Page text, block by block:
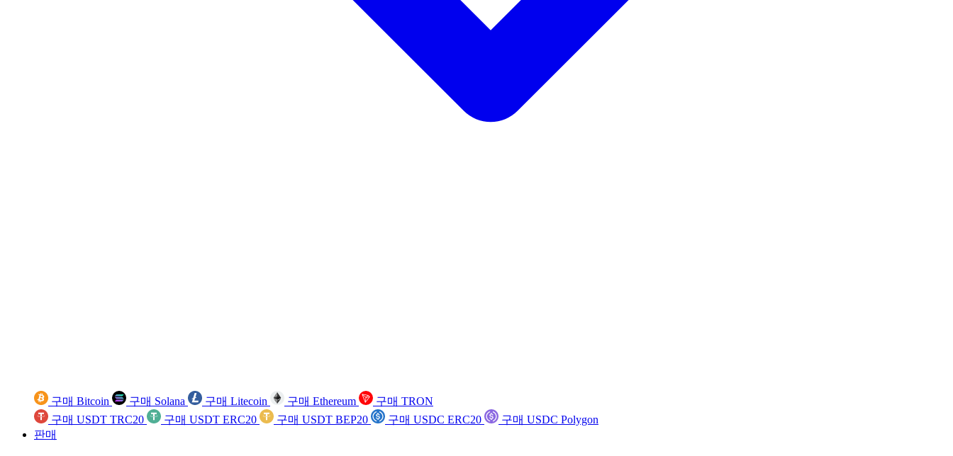
구매 Bitcoin 구매 Solana 구매 Litecoin 구매 Ethereum
구매 TRON
구매 USDT TRC20
구매 USDT ERC20 구매 USDT BEP20 구매 USDC ERC20
구매 USDC Polygon
판매